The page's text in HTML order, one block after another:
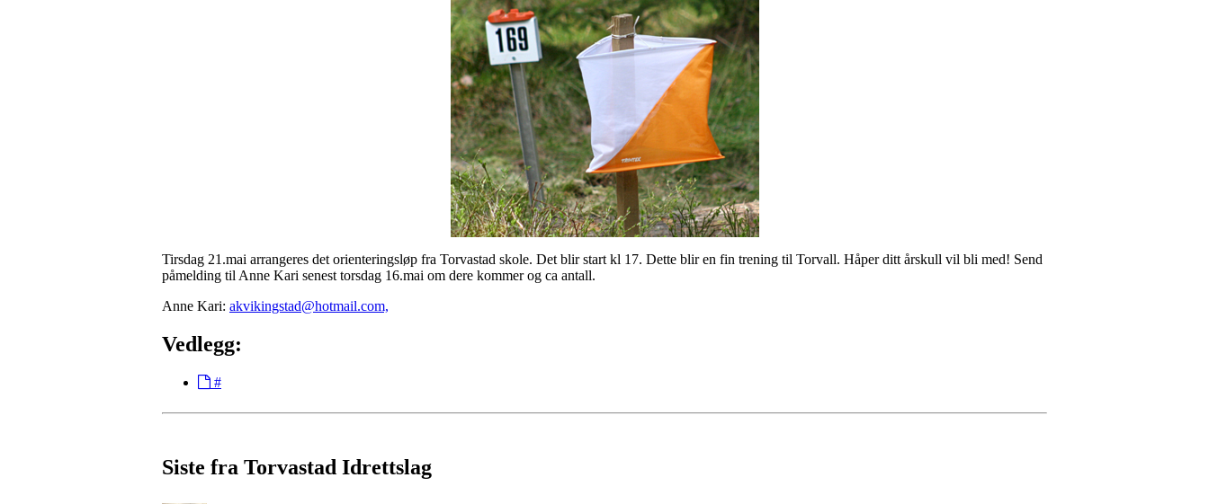
Tirsdag 21.mai arrangeres det orienteringsløp fra Torvastad skole. Det blir start kl 17. Dette blir en fin trening til Torvall. Håper ditt årskull vil bli med! Send
påmelding til Anne Kari senest torsdag 16.mai om dere kommer og ca antall.
Anne Kari: akvikingstad@hotmail.com,
Vedlegg:
#
Siste fra Torvastad Idrettslag